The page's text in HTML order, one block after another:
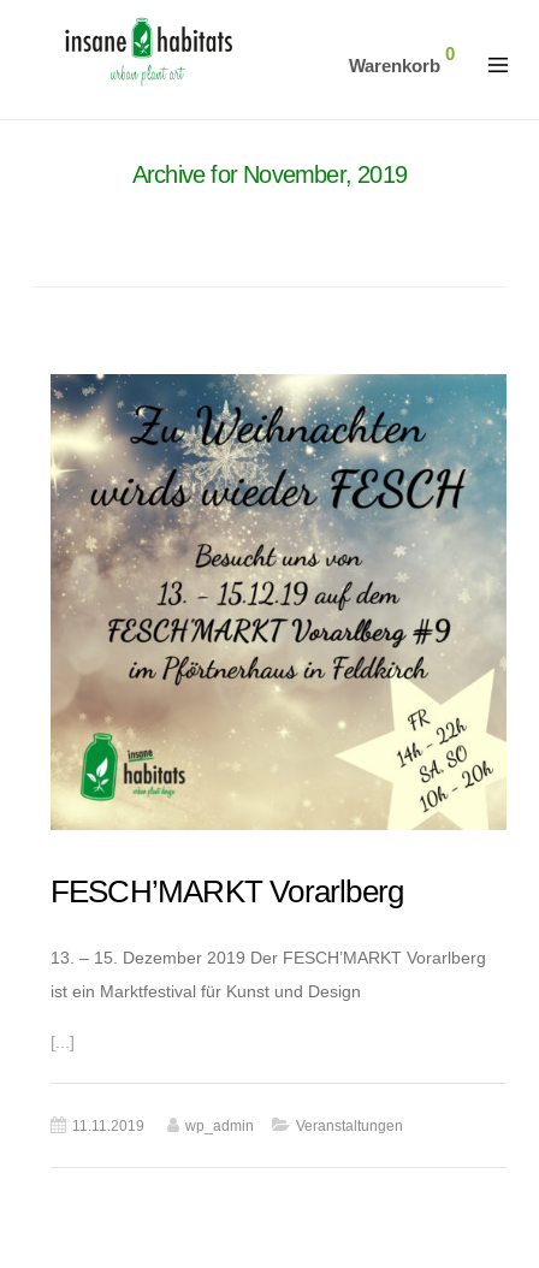
Warenkorb
0
Archive for November, 2019
FESCH’MARKT Vorarlberg
13. – 15. Dezember 2019 Der FESCH’MARKT Vorarlberg
ist ein Marktfestival für Kunst und Design
[...]
11.11.2019 wp_admin Veranstaltungen